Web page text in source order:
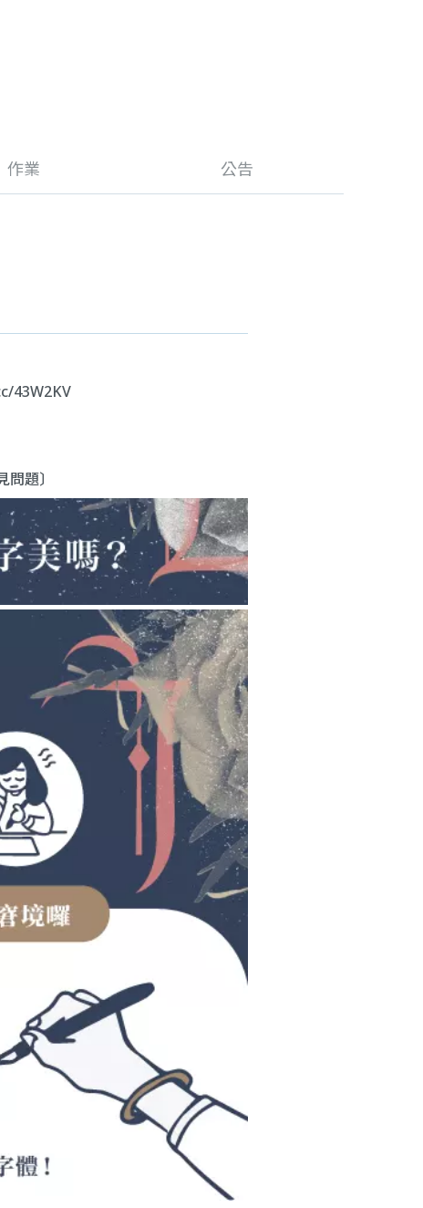
作業 公告
43W2KV
問題〕